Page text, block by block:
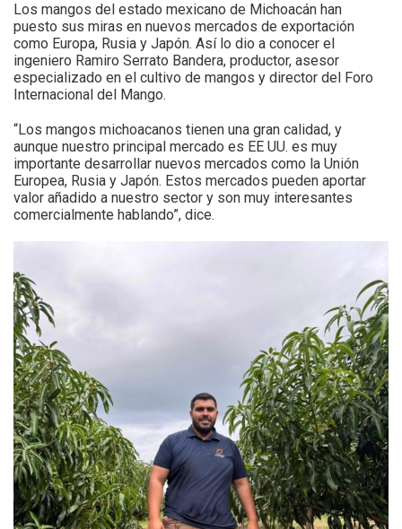
Los mangos del estado mexicano de Michoacán han
puesto sus miras en nuevos mercados de exportación
como Europa, Rusia y Japón. Así lo dio a conocer el
ingeniero Ramiro Serrato Bandera, productor, asesor
especializado en el cultivo de mangos y director del Foro
Internacional del Mango.
“Los mangos michoacanos tienen una gran calidad, y
aunque nuestro principal mercado es EE UU. es muy
importante desarrollar nuevos mercados como la Unión
Europea, Rusia y Japón. Estos mercados pueden aportar
valor añadido a nuestro sector y son muy interesantes
comercialmente hablando”, dice.